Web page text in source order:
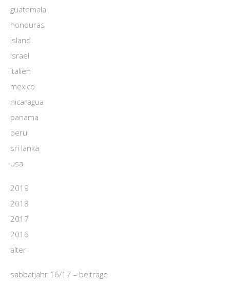
guatemala
honduras
island
israel
italien
mexico
nicaragua
panama
peru
sri lanka
usa
2019
2018
2017
2016
älter
sabbatjahr 16/17 – beiträge